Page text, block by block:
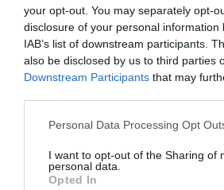
your opt-out. You may separately opt-
disclosure of your personal information
IAB’s list of downstream participants.
also be disclosed by us to third parties
Downstream Participants that may
Personal Data Processing Opt
I want to opt-out of the Sharing of
personal data.
Opted In
Le principe de la “vache à
forcément de vendre des
d’appareils, mais de faire
confortables sur un
cas sur le 747.
Boeing pouvait ainsi baisser
les autres appareils, ou
présent.
En ce sens l’A380 a joué
– et je n’ai pas dit le contraire
programme reste un échec
conséquent.